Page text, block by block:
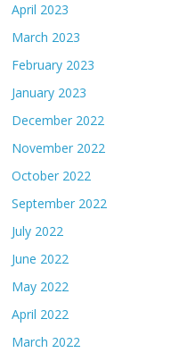
April 2023
March 2023
February 2023
January 2023
December 2022
November 2022
October 2022
September 2022
July 2022
June 2022
May 2022
April 2022
March 2022